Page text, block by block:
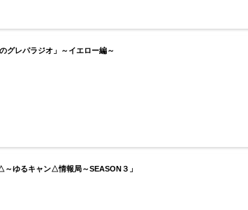
グレパラジオ」～イエロー編～
ゆるキャン△情報局～SEASON３」